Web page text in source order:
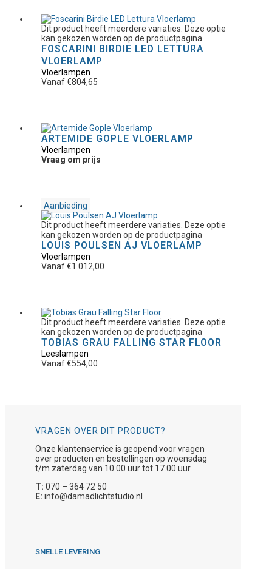
Dit product heeft meerdere variaties. Deze optie
kan gekozen worden op de productpagina
FOSCARINI BIRDIE LED LETTURA
VLOERLAMP
Vloerlampen
Vanaf€804,65
ARTEMIDE GOPLE VLOERLAMP
Vloerlampen
Vraag om prijs
Aanbieding
Dit product heeft meerdere variaties. Deze optie
kan gekozen worden op de productpagina
LOUIS POULSEN AJ VLOERLAMP
Vloerlampen
Vanaf€1.012,00
Dit product heeft meerdere variaties. Deze optie
kan gekozen worden op de productpagina
TOBIAS GRAU FALLING STAR FLOOR
Leeslampen
Vanaf€554,00
VRAGEN OVER DIT PRODUCT?
Onze klantenservice is geopend voor vragen
over producten en bestellingen op woensdag
t/m zaterdag van 10.00 uur tot 17.00 uur.
T: 070 – 364 72 50
E: info@damadlichtstudio.nl
SNELLE LEVERING